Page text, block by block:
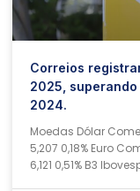
Correios
2025,
2024.
Moedas Dólar
5,207 0,18% Euro
6,121 0,51% B3